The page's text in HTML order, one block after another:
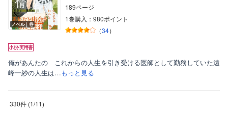
ノベル｜巻
189ページ
1巻購入：980ポイント
（34）
俺があんたの これからの人生を引き受ける医師として勤務していた遠
峰一紗の人生は…もっと見る
330件 (1/11)